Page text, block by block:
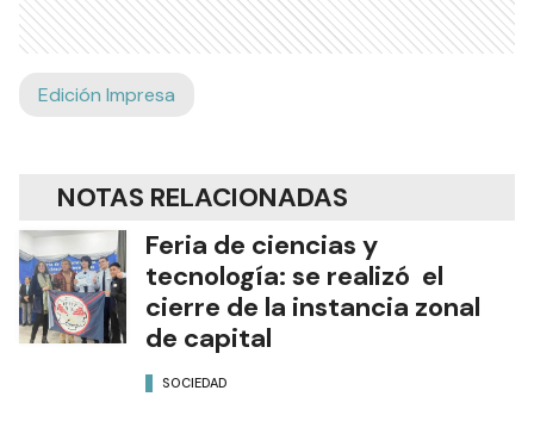
Edición Impresa
NOTAS RELACIONADAS
Feria de ciencias y
tecnología: se realizó el
cierre de la instancia zonal
de capital
SOCIEDAD